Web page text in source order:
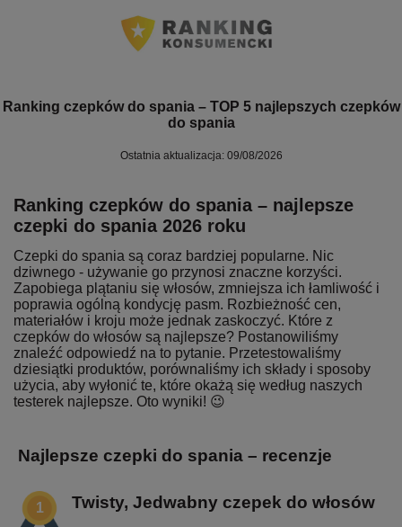
Ranking czepków do spania – TOP 5 najlepszych czepków
do spania
Ostatnia aktualizacja: 09/08/2026
Ranking czepków do spania – najlepsze
czepki do spania 2026 roku
Czepki do spania są coraz bardziej popularne. Nic
dziwnego - używanie go przynosi znaczne korzyści.
Zapobiega plątaniu się włosów, zmniejsza ich łamliwość i
poprawia ogólną kondycję pasm. Rozbieżność cen,
materiałów i kroju może jednak zaskoczyć. Które z
czepków do włosów są najlepsze? Postanowiliśmy
znaleźć odpowiedź na to pytanie. Przetestowaliśmy
dziesiątki produktów, porównaliśmy ich składy i sposoby
użycia, aby wyłonić te, które okażą się według naszych
testerek najlepsze. Oto wyniki! 😉
Najlepsze czepki do spania – recenzje
Twisty, Jedwabny czepek do włosów